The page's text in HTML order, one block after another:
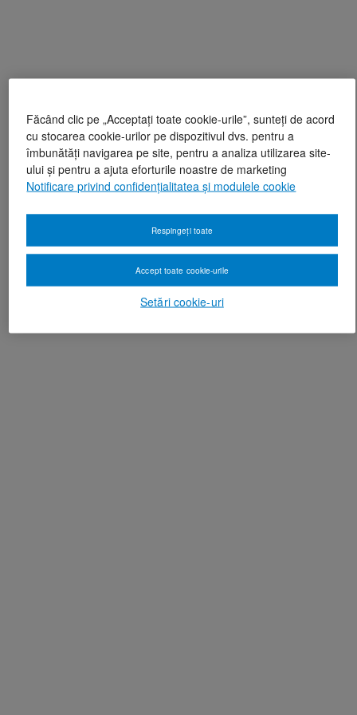
Făcând clic pe „Acceptați toate cookie-urile”, sunteți de acord
cu stocarea cookie-urilor pe dispozitivul dvs. pentru a
îmbunătăți navigarea pe site, pentru a analiza utilizarea site-
ului și pentru a ajuta eforturile noastre de marketing
Notificare privind confidențialitatea și modulele cookie
Setări cookie-uri
Respingeți toate
Accept toate cookie-urile